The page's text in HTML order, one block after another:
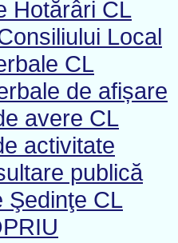
Hotărâri CL
Local
CL
de afișare
avere CL
activitate
publică
Şedinţe CL